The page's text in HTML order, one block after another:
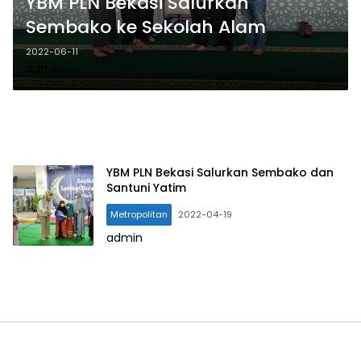
Sembako ke Sekolah Alam
2022-06-11
YBM PLN Bekasi Salurkan Sembako dan
Santuni Yatim
Metropolitan 2022-04-19
admin